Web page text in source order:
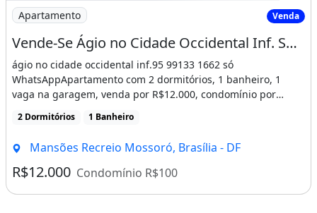
Imagem: Vende-Se Ágio no Cidade Occidental Inf
Apartamento Venda
Vende-Se Ágio no Cidade Occidental Inf. Só Whatsapp
ágio no cidade occidental inf.95 99133 1662 só
WhatsAppApartamento com 2 dormitórios, 1 banheiro, 1
vaga na garagem, venda por R$12.000, condomínio por
2 Dormitórios 1 Banheiro
Mansões Recreio Mossoró, Brasília - DF
R$12.000 Condomínio R$100